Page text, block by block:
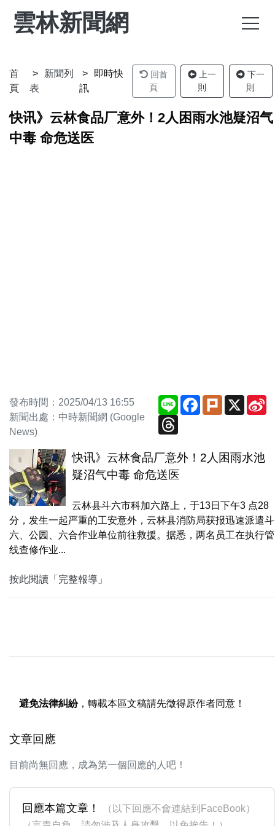
雲林新聞網
首
頁
新聞列
表
即時快
訊
回首
頁
上一
則
下一
則
快讯》云林食品厂意外！2人困雨水池疑沼气
中毒 命危送医
發布時間：2025/04/13 16:55
新聞出處：中時新聞網 (Google
News)
Line Facebook
PlurkX
Threads
快讯》云林食品厂意外！2人困雨水池
疑沼气中毒 命危送医
云林县斗六市科加六路上，于13日下午3 点28
分，发生一起严重的工安意外，云林县消防局获报迅速派遣斗
六、公园、六合作业单位前往救援。据悉，两名员工在执行管
线查修作业...
按此閱讀「完整報導」
避免法律糾紛，轉載本區文稿請先徵得原作者同意！
文章回應
目前尚無回應，成為第一個回應的人吧！
回應本篇文章！
（以下回應不會連結到FaceBook）